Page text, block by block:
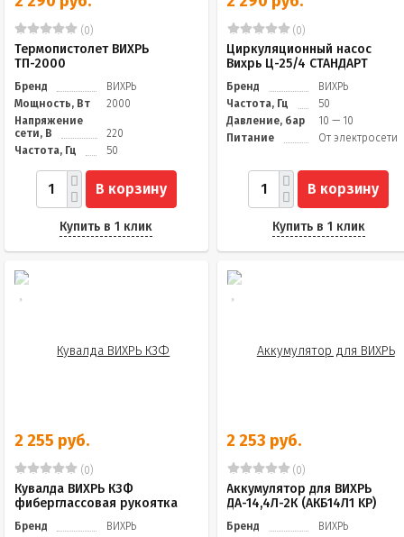
(0)
Термопистолет ВИХРЬ
ТП-2000
Бренд
ВИХРЬ
Мощность, Вт
2000
Напряжение
сети, В
220
Частота, Гц
50
В корзину
Купить в 1 клик
(0)
Циркуляционный насос
Вихрь Ц-25/4 СТАНДАРТ
Бренд
ВИХРЬ
Частота, Гц
50
Давление, бар
10 — 10
Питание
От электросети
В корзину
Купить в 1 клик
2 255 руб.
(0)
Кувалда ВИХРЬ К3Ф
фиберглассовая рукоятка
Бренд
ВИХРЬ
2 253 руб.
(0)
Аккумулятор для ВИХРЬ
ДА-14,4Л-2К (АКБ14Л1 KP)
Бренд
ВИХРЬ